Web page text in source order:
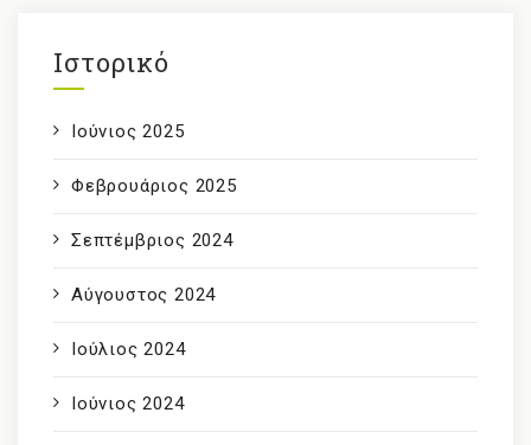
Ιστορικό
Ιούνιος 2025
Φεβρουάριος 2025
Σεπτέμβριος 2024
Αύγουστος 2024
Ιούλιος 2024
Ιούνιος 2024